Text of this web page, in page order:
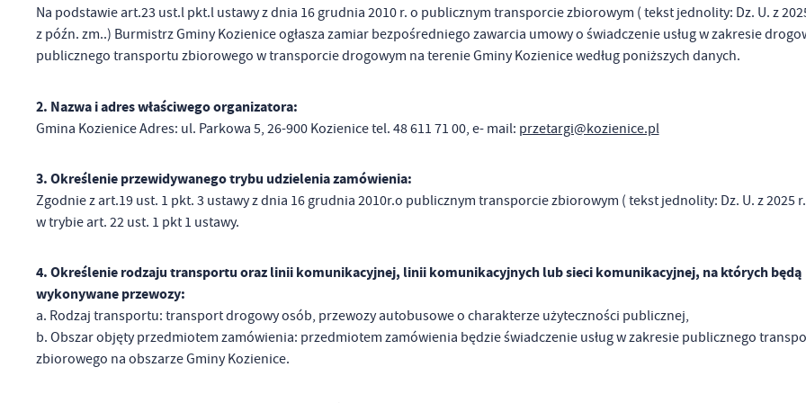
Na podstawie art.23 ust.l pkt.l ustawy z dnia 16 grudnia 2010 r. o publicznym transporcie zbiorowym ( tekst jednolity: Dz. U. z
z późn. zm..) Burmistrz Gminy Kozienice ogłasza zamiar bezpośredniego zawarcia umowy o świadczenie usług w zakresie
publicznego transportu zbiorowego w transporcie drogowym na terenie Gminy Kozienice według poniższych danych.
2. Nazwa i adres właściwego organizatora:
Gmina Kozienice Adres: ul. Parkowa 5, 26-900 Kozienice tel. 48 611 71 00, e- mail: przetargi@kozienice.pl
3. Określenie przewidywanego trybu udzielenia zamówienia:
Zgodnie z art.19 ust. 1 pkt. 3 ustawy z dnia 16 grudnia 2010r.o publicznym transporcie zbiorowym ( tekst jednolity: Dz. U. z 2025
w trybie art. 22 ust. 1 pkt 1 ustawy.
4. Określenie rodzaju transportu oraz linii komunikacyjnej, linii komunikacyjnych lub sieci komunikacyjnej, na których będą
wykonywane przewozy:
a. Rodzaj transportu: transport drogowy osób, przewozy autobusowe o charakterze użyteczności publicznej,
b. Obszar objęty przedmiotem zamówienia: przedmiotem zamówienia będzie świadczenie usług w zakresie publicznego
zbiorowego na obszarze Gminy Kozienice.